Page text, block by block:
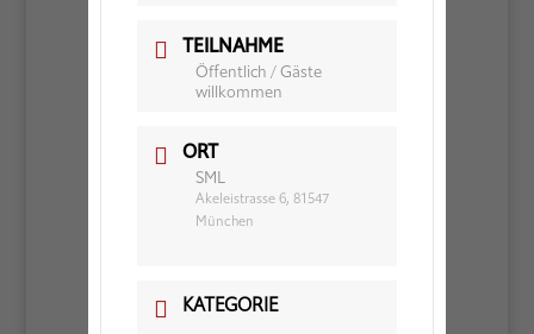
TEILNAHME
Öffentlich / Gäste
willkommen
ORT
SML
Akeleistrasse 6, 81547
München
KATEGORIE